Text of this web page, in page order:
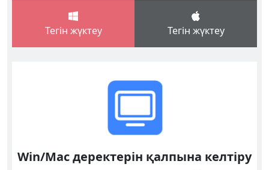
Тегін жүктеу Тегін жүктеу
Win/Mac деректерін қалпына келтіру